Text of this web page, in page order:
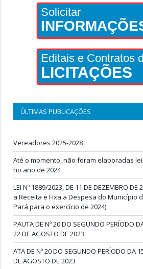
Solicitar
Editais e Contratos
LICITAÇÕES
ÚLTIMAS PUBLICAÇÕES
Vereadores 2025-2028
Até o momento, não foram elaboradas
no ano de 2024
LEI Nº 1889/2023, DE 11 DE DEZEMBRO DE
a Receita e Fixa a Despesa do Município
Pará para o exercício de 2024)
PAUTA DE Nº 20 DO SEGUNDO PERÍODO
22 DE AGOSTO DE 2023
ATA DE Nº 20 DO SEGUNDO PERÍODO DA
DE AGOSTO DE 2023